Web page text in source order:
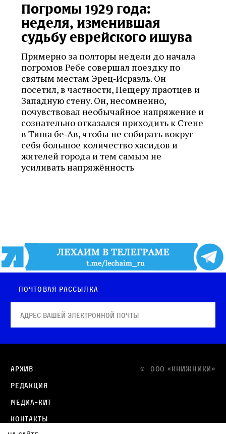
Погромы 1929 года:
неделя, изменившая
судьбу еврейского ишува
Примерно за полторы недели до начала
погромов Ребе совершал поездку по
святым местам Эрец‑Исраэль. Он
посетил, в частности, Пещеру праотцев и
Западную стену. Он, несомненно,
почувствовал необычайное напряжение и
сознательно отказался приходить к Стене
в Тиша бе‑Ав, чтобы не собирать вокруг
себя большое количество хасидов и
жителей города и тем самым не
усиливать напряжённость
Почтовая рассылка
© OOO «КНИЖНИКИ»
Архив
Редакция
Медиа-кит
Контакты